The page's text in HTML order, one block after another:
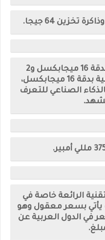
- كاميرا خلفية مزدوجة بدقة 16 ميجابكسل و2
ميجابكسل، وكاميرا أمامية بدقة 16 ميجابكسل،
الصناعي للتعرف
الرائعة خاصة في
يأتي بسعر معقول وهو
في الدول العربية عن